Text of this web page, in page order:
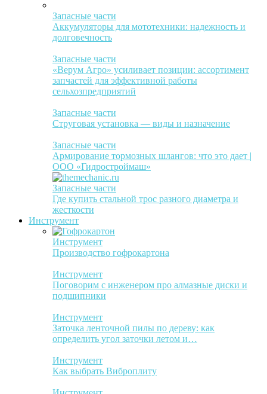
Запасные части
Аккумуляторы для мототехники: надежность и
долговечность
Запасные части
«Верум Агро» усиливает позиции: ассортимент
запчастей для эффективной работы
сельхозпредприятий
Запасные части
Струговая установка — виды и назначение
Запасные части
Армирование тормозных шлангов: что это дает |
ООО «Гидростроймаш»
Запасные части
Где купить стальной трос разного диаметра и
жесткости
Инструмент
Инструмент
Производство гофрокартона
Инструмент
Поговорим с инженером про алмазные диски и
подшипники
Инструмент
Заточка ленточной пилы по дереву: как
определить угол заточки летом и…
Инструмент
Как выбрать Виброплиту